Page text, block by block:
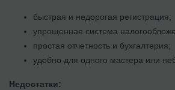
быстрая и недорогая регистрация;
упрощенная система
простая отчетность и бухгалтерия;
удобно для одного мастера или
Недостатки: